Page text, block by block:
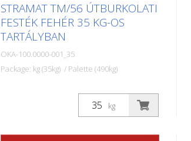
STRAMAT TM/56 ÚTBURKOLATI
FESTÉK FEHÉR 35 KG-OS
TARTÁLYBAN
OKA-100.0000-001_35
Package: kg (35kg) / Palette (490kg)
A STRAMAT útburkolati festékeket
elsősorban aszfalt- vagy
betonfelületeken használják, szegély-
és középvonalak, parkolóhelyek,
kg